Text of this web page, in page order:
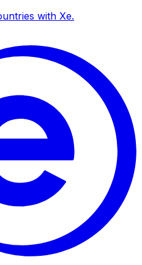
with Xe.